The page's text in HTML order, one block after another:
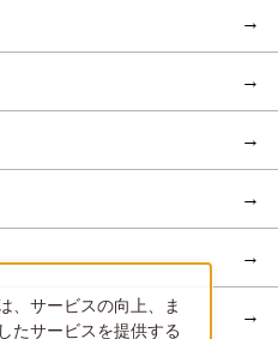
、サービスの向上、ま
たサービスを提供する